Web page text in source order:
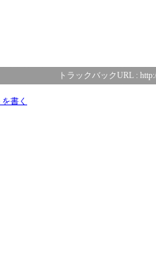
トラックバックURL :
書く